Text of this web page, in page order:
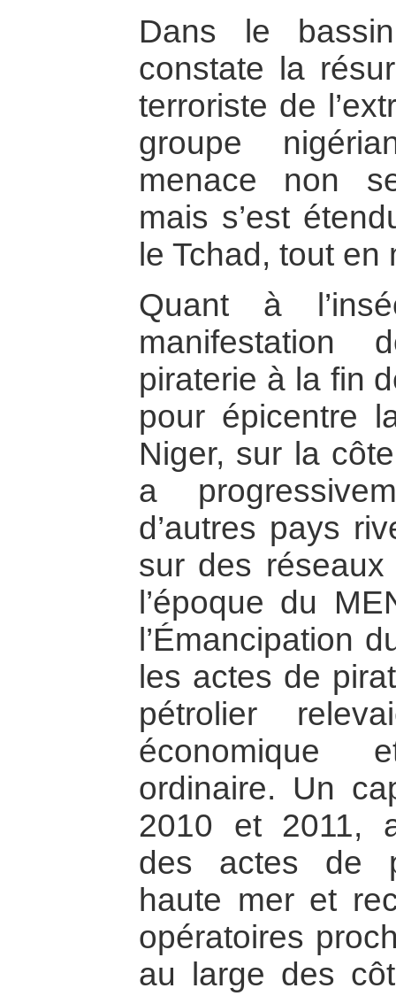
Dans le
constate la
terroriste de
groupe
menace non
mais s’est
le Tchad, tout
Quant à
piraterie à la fin
pour épicentre
Niger, sur la
a
d’autres pays
sur des réseaux
l’époque du
l’Émancipation
les actes de
pétrolier
économique
ordinaire. Un
2010 et 2011,
des actes de
haute mer et
opératoires
au large des